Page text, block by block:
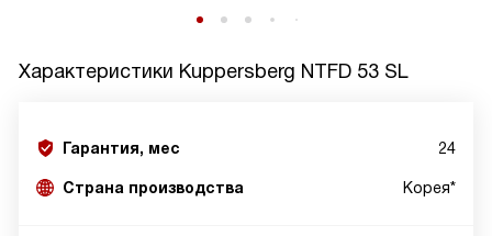
Характеристики Kuppersberg NTFD 53 SL
Гарантия, мес 24
Страна производства Корея*